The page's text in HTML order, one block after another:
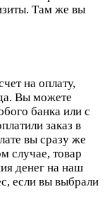
Там же вы
на оплату,
Вы можете
банка или с
заказ в
вы сразу же
случае, товар
денег на наш
если вы выбрали